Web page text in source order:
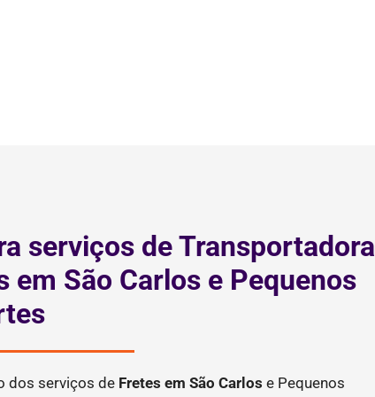
serviços de Transportadora
em São Carlos e Pequenos
dos serviços de Fretes em São Carlos e Pequenos